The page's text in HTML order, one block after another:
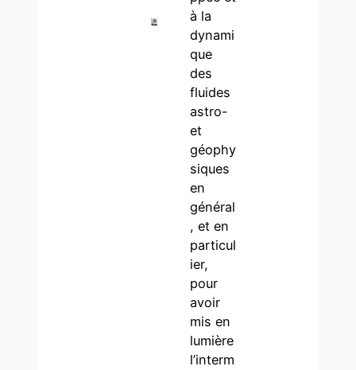
à la
dynami
que
des
fluides
astro-
et
géophy
siques
en
général
, et en
particul
ier,
pour
avoir
mis en
lumière
l’interm